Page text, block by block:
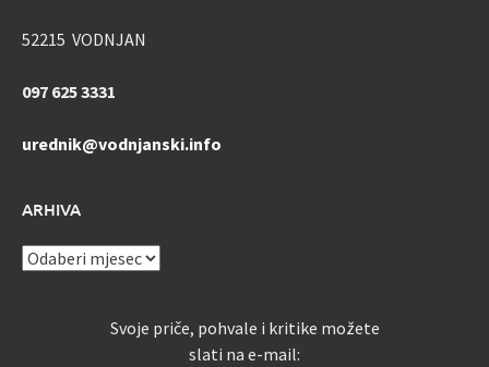
52215 VODNJAN
097 625 3331
urednik@vodnjanski.info
ARHIVA
ARHIVA
Svoje priče, pohvale i kritike možete
slati na e-mail: